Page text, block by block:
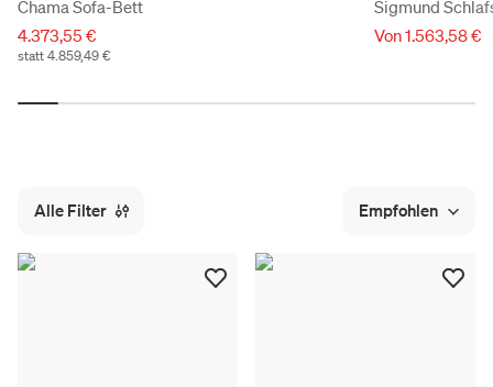
Chama Sofa-Bett
4.373,55 €
statt 4.859,49 €
Sigmund
Von 1.563,58 €
Alle Filter Empfohlen